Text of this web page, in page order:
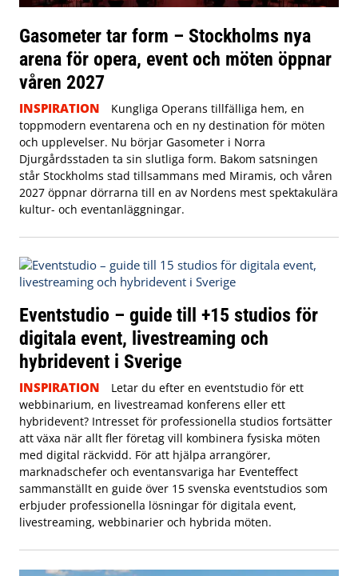
Gasometer tar form – Stockholms nya
arena för opera, event och möten öppnar
våren 2027
INSPIRATION
Kungliga Operans tillfälliga hem, en
toppmodern eventarena och en ny destination för möten
och upplevelser. Nu börjar Gasometer i Norra
Djurgårdsstaden ta sin slutliga form. Bakom satsningen
står Stockholms stad tillsammans med Miramis, och våren
2027 öppnar dörrarna till en av Nordens mest spektakulära
kultur- och eventanläggningar.
Eventstudio – guide till +15 studios för
digitala event, livestreaming och
hybridevent i Sverige
INSPIRATION
Letar du efter en eventstudio för ett
webbinarium, en livestreamad konferens eller ett
hybridevent? Intresset för professionella studios fortsätter
att växa när allt fler företag vill kombinera fysiska möten
med digital räckvidd. För att hjälpa arrangörer,
marknadschefer och eventansvariga har Eventeffect
sammanställt en guide över 15 svenska eventstudios som
erbjuder professionella lösningar för digitala event,
livestreaming, webbinarier och hybrida möten.